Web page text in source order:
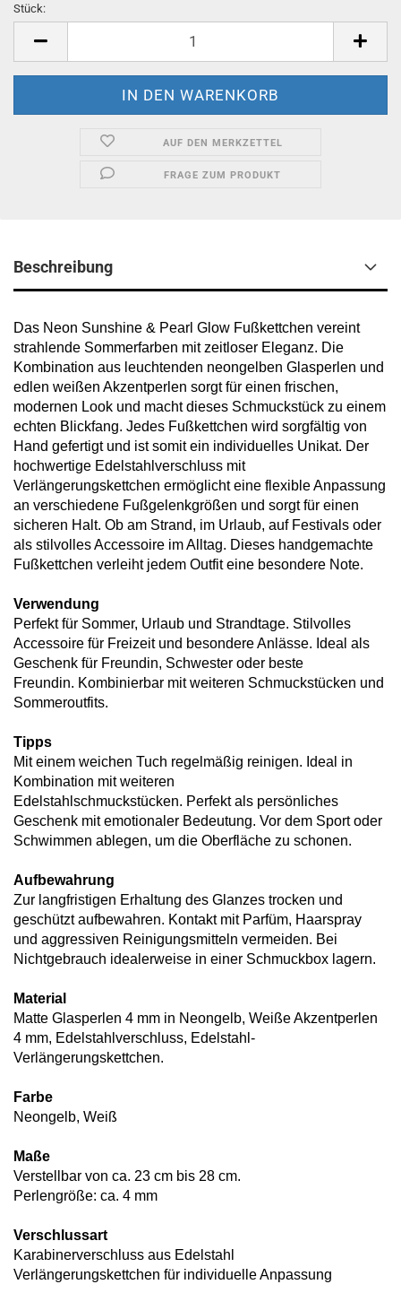
Stück:
AUF DEN MERKZETTEL
FRAGE ZUM PRODUKT
Beschreibung
Das Neon Sunshine & Pearl Glow Fußkettchen vereint
strahlende Sommerfarben mit zeitloser Eleganz. Die
Kombination aus leuchtenden neongelben Glasperlen und
edlen weißen Akzentperlen sorgt für einen frischen,
modernen Look und macht dieses Schmuckstück zu einem
echten Blickfang. Jedes Fußkettchen wird sorgfältig von
Hand gefertigt und ist somit ein individuelles Unikat. Der
hochwertige Edelstahlverschluss mit
Verlängerungskettchen ermöglicht eine flexible Anpassung
an verschiedene Fußgelenkgrößen und sorgt für einen
sicheren Halt. Ob am Strand, im Urlaub, auf Festivals oder
als stilvolles Accessoire im Alltag. Dieses handgemachte
Fußkettchen verleiht jedem Outfit eine besondere Note.
Verwendung
Perfekt für Sommer, Urlaub und Strandtage. Stilvolles
Accessoire für Freizeit und besondere Anlässe. Ideal als
Geschenk für Freundin, Schwester oder beste
Freundin. Kombinierbar mit weiteren Schmuckstücken und
Sommeroutfits.
Tipps
Mit einem weichen Tuch regelmäßig reinigen. Ideal in
Kombination mit weiteren
Edelstahlschmuckstücken. Perfekt als persönliches
Geschenk mit emotionaler Bedeutung. Vor dem Sport oder
Schwimmen ablegen, um die Oberfläche zu schonen.
Aufbewahrung
Zur langfristigen Erhaltung des Glanzes trocken und
geschützt aufbewahren. Kontakt mit Parfüm, Haarspray
und aggressiven Reinigungsmitteln vermeiden. Bei
Nichtgebrauch idealerweise in einer Schmuckbox lagern.
Material
Matte Glasperlen 4 mm in Neongelb, Weiße Akzentperlen
4 mm, Edelstahlverschluss, Edelstahl-
Verlängerungskettchen.
Farbe
Neongelb, Weiß
Maße
Verstellbar von ca. 23 cm bis 28 cm.
Perlengröße: ca. 4 mm​​​​​​​
Verschlussart
Karabinerverschluss aus Edelstahl
Verlängerungskettchen für individuelle Anpassung​​​​​​​